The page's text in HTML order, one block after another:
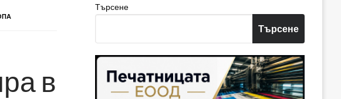
в
Търсене
Търсене